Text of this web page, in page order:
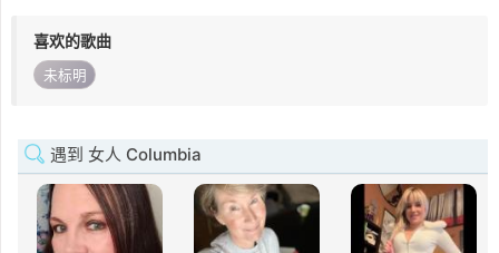
喜欢的歌曲
未标明
遇到 女人 Columbia